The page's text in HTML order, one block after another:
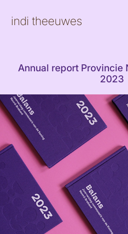
indi theeuwes
Annual report Provincie
2023